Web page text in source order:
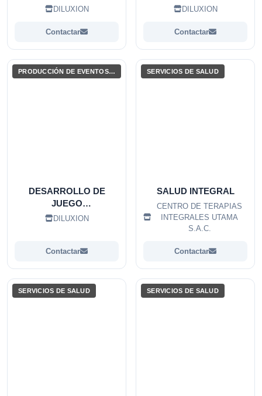
DILUXION
Contactar
FOTOS
DILUXION
Contactar
PRODUCCIÓN DE EVENTOS / ENTRETENIMIENTO
DESARROLLO DE
JUEGO
PERSONALIZADOS
DILUXION
Contactar
SERVICIOS DE SALUD
SALUD INTEGRAL
CENTRO DE TERAPIAS
INTEGRALES UTAMA
S.A.C.
Contactar
SERVICIOS DE SALUD SERVICIOS DE SALUD